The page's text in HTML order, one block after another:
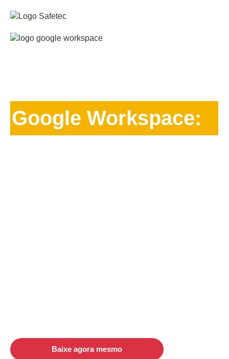
Google Workspace:
Baixe agora mesmo